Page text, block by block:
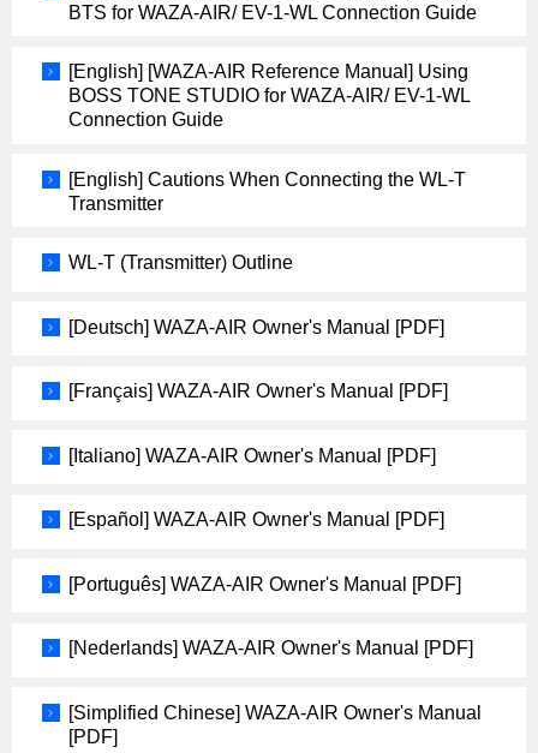
BTS for WAZA-AIR/ EV-1-WL Connection Guide
[English] [WAZA-AIR Reference Manual] Using
BOSS TONE STUDIO for WAZA-AIR/ EV-1-WL
Connection Guide
[English] Cautions When Connecting the WL-T
Transmitter
WL-T (Transmitter) Outline
[Deutsch] WAZA-AIR Owner's Manual [PDF]
[Français] WAZA-AIR Owner's Manual [PDF]
[Italiano] WAZA-AIR Owner's Manual [PDF]
[Español] WAZA-AIR Owner's Manual [PDF]
[Português] WAZA-AIR Owner's Manual [PDF]
[Nederlands] WAZA-AIR Owner's Manual [PDF]
[Simplified Chinese] WAZA-AIR Owner's Manual
[PDF]